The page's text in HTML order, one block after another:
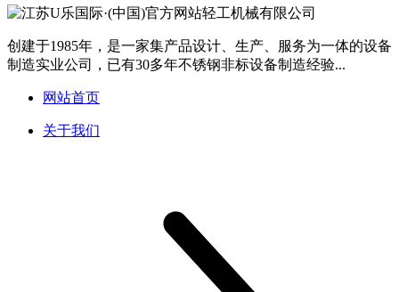
创建于1985年，是一家集产品设计、生产、服务为一体的设备
制造实业公司，已有30多年不锈钢非标设备制造经验...
网站首页
关于我们